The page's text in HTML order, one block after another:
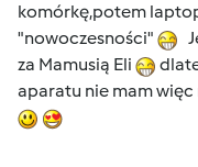
komórkę,potem
"nowoczesności"
za Mamusią Eli
aparatu nie mam